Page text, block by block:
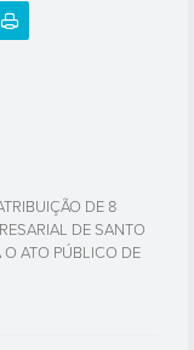
DE 8
DE SANTO
ATO PÚBLICO DE